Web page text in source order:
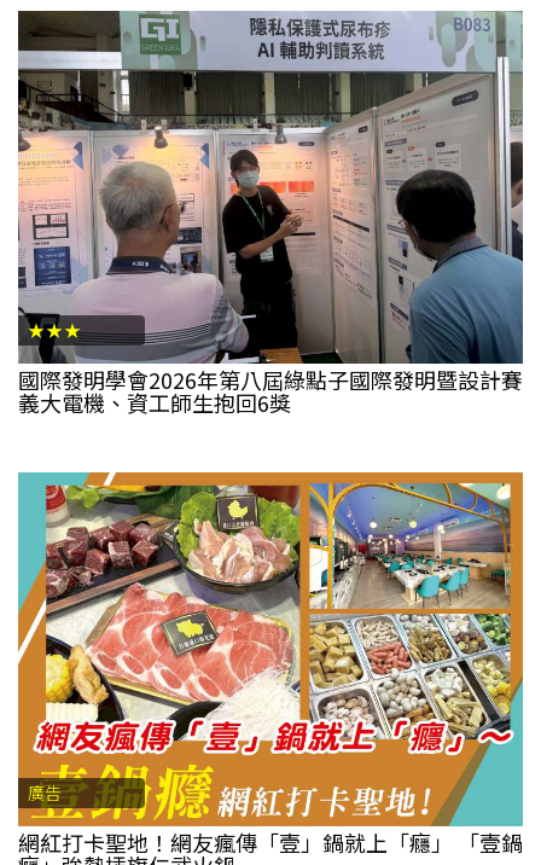
★★★
國際發明學會2026年第八屆綠點子國際發明暨設計賽
義大電機、資工師生抱回6獎
廣告
網紅打卡聖地！網友瘋傳「壹」鍋就上「癮」 「壹鍋